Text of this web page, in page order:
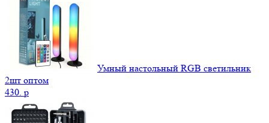
Умный настольный RGB светильник
2шт оптом
430. p